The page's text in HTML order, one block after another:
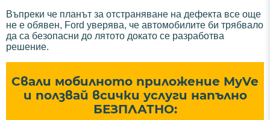
Въпреки че планът за отстраняване на дефекта все още
не е обявен, Ford уверява, че автомобилите би трябвало
да са безопасни до лятото докато се разработва
решение.
Свали мобилното приложение MyVe
и ползвай всички услуги напълно
БЕЗПЛАТНО: